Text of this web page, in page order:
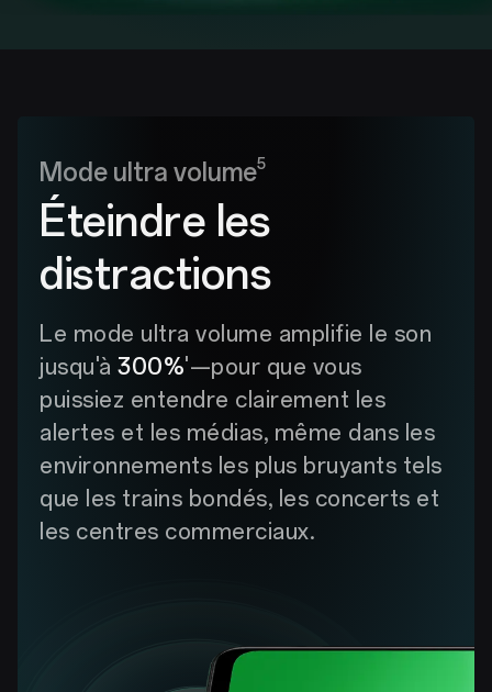
Mode ultra volume5
Éteindre les
distractions
Le mode ultra volume amplifie le son
jusqu'à300%'—pour que vous
puissiez entendre clairement les
alertes et les médias, même dans les
environnements les plus bruyants tels
que les trains bondés, les concerts et
les centres commerciaux.